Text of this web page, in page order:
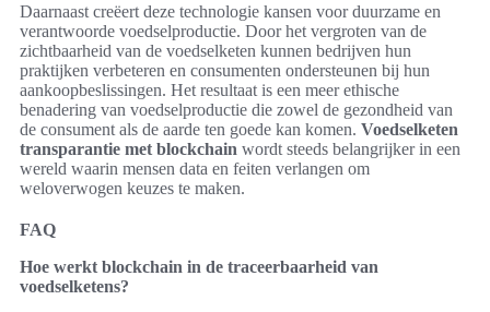
Daarnaast creëert deze technologie kansen voor duurzame en
verantwoorde voedselproductie. Door het vergroten van de
zichtbaarheid van de voedselketen kunnen bedrijven hun
praktijken verbeteren en consumenten ondersteunen bij hun
aankoopbeslissingen. Het resultaat is een meer ethische
benadering van voedselproductie die zowel de gezondheid van
de consument als de aarde ten goede kan komen. Voedselketen
transparantie met blockchain wordt steeds belangrijker in een
wereld waarin mensen data en feiten verlangen om
weloverwogen keuzes te maken.
FAQ
Hoe werkt blockchain in de traceerbaarheid van
voedselketens?